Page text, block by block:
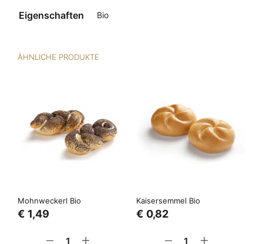
Eigenschaften Bio
ÄHNLICHE PRODUKTE
Mohnweckerl Bio
€ 1,49
Kaisersemmel Bio
€ 0,82